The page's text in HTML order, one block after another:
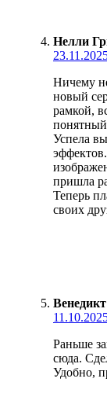
Нелли
Ничему
новый
рамкой,
Успела
пришла
Теперь
своих
Венедикт
Раньше
сюда.
Удобно,